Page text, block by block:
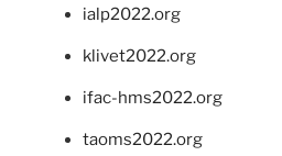
ialp2022.org
klivet2022.org
ifac-hms2022.org
taoms2022.org